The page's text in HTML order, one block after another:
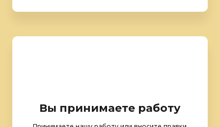
Вы принимаете работу